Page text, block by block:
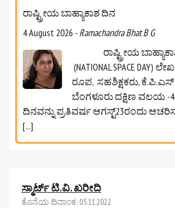
ರಾಷ್ಟ್ರೀಯ ಬಾಹ್ಯಾಕಾಶ ದಿನ
4 August 2026 - Ramachandra Bhat B G
ರಾಷ್ಟ್ರೀಯ
(NATIONAL SPACE DAY)
ರೂಪ, ಸಹಶಿಕ್ಷಕರು,
ಬೆಂಗಳೂರು ದಕ್ಷಿಣ ವಲಯ -
ದಿನವನ್ನು ಪ್ರತಿವರ್ಷ ಆಗಸ್ಟ್23ರಂದು
[...]
ಆಗಸ್ಟ್‌ 2026ರ
ಸ್ಮಾರ್ಟ್ ಟಿ.ವಿ. ಖರೀದಿ
ಕೊನೆಯ ದಿನಾಂಕ: 05.11.2022